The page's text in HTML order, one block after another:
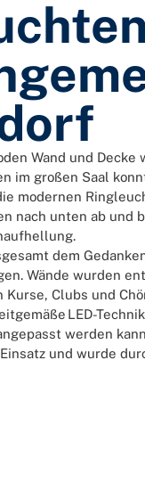
Wand und
im großen Saal
modernen
nach unten ab
dem
Wände wurden
Kurse, Clubs und
LED-
werden
und wurde